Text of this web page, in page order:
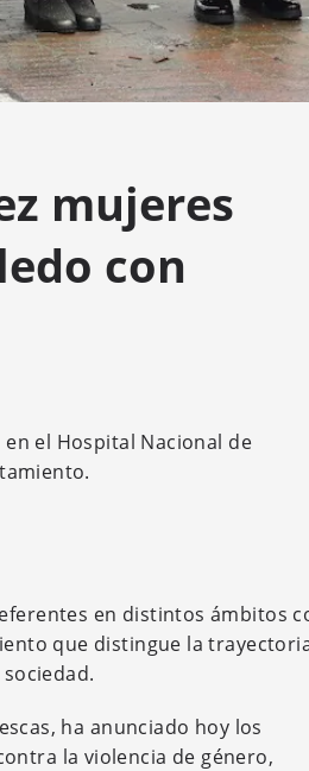
mujeres
con
el Hospital Nacional de
en distintos ámbitos
que distingue la
ha anunciado hoy los
la violencia de género,